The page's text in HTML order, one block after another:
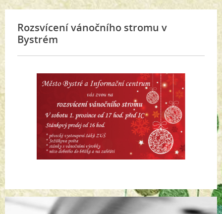
Rozsvícení vánočního stromu v
Bystrém